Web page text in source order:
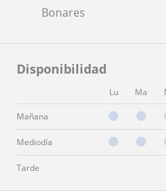
Bonares
Disponibilidad
Lu Ma
Mañana
Mediodía
Tarde